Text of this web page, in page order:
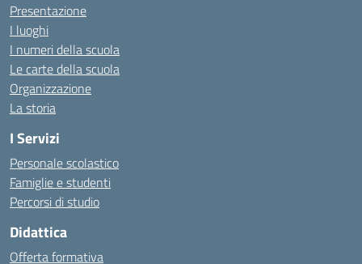
Presentazione
I luoghi
I numeri della scuola
Le carte della scuola
Organizzazione
La storia
I Servizi
Personale scolastico
Famiglie e studenti
Percorsi di studio
Didattica
Offerta formativa